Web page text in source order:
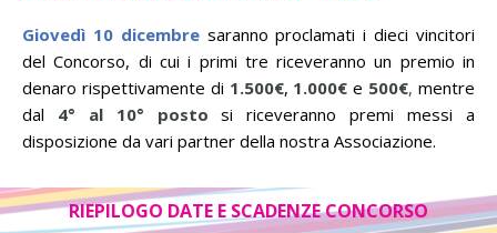
Giovedì 10 dicembresaranno proclamati i dieci vincitori
del Concorso, di cui i primi tre riceveranno un premio in
denaro rispettivamente di 1.500€, 1.000€ e 500€, mentre
dal 4° al 10° posto si riceveranno premi messi a
disposizione da vari partner della nostra Associazione.
RIEPILOGO DATE E SCADENZE CONCORSO